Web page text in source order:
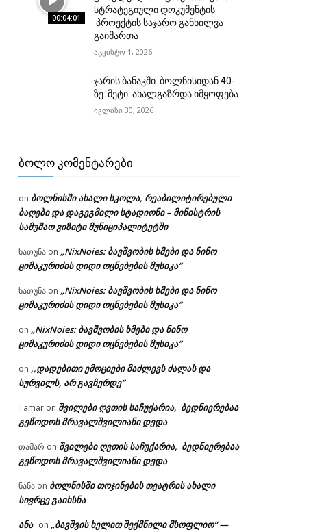
00:04:01
სტრატეგიული დოკუმენტის
პროექტის საჯარო განხილვა
გაიმართა
აგვისტო 1, 2026
ჯარის ბანაკში ბოლნისიდან 40-
ზე მეტი ახალგაზრდა იმყოფება
ივლისი 30, 2026
ᲑᲝᲚᲝ ᲙᲝᲛᲔᲜᲢᲐᲠᲔᲑᲘ
on ბოლნისში ახალი სკოლა, რეაბილიტირებული
ბაღები და დაგეგმილი სტადიონი – მინისტრის
სამუშაო ვიზიტი მუნიციპალიტეტში
ხათუნა on „NixNoies: ბავშვობის ხმები და ნინო
ციმაკურიძის დიდი ოცნებების მუსიკა“
ხათუნა on „NixNoies: ბავშვობის ხმები და ნინო
ციმაკურიძის დიდი ოცნებების მუსიკა“
on „NixNoies: ბავშვობის ხმები და ნინო
ციმაკურიძის დიდი ოცნებების მუსიკა“
on ,,დადებითი ემოციები მაძლევს ძალას და
სურვილს, არ გავჩერდე“
Tamar on შვილები ღვთის საჩუქარია, ბედნიერებაა
გეწოდოს მრავალშვილიანი დედა
თამარ on შვილები ღვთის საჩუქარია, ბედნიერებაა
გეწოდოს მრავალშვილიანი დედა
ნანა on ბოლნისში თოჯინების თეატრის ახალი
სივრცე გაიხსნა
ანა on „ბავშვის ხელით შექმნილი მსოფლიო“ —